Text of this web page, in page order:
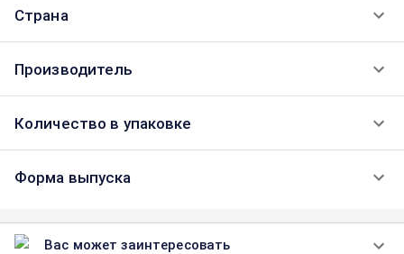
Страна
Производитель
Количество в упаковке
Форма выпуска
Вас может заинтересовать